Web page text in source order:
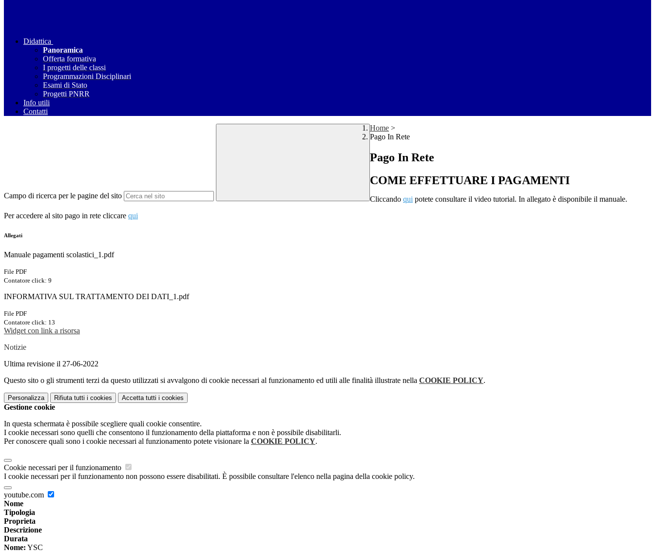
Didattica
Panoramica
Offerta formativa
I progetti delle classi
Programmazioni Disciplinari
Esami di Stato
Progetti PNRR
Info utili
Contatti
Campo di ricerca per le pagine del sito
Home >
Pago In Rete
Pago In Rete
COME EFFETTUARE I PAGAMENTI
Cliccando qui potete consultare il video tutorial. In allegato è disponibile il manuale.
Per accedere al sito pago in rete cliccare qui
Allegati
Manuale pagamenti scolastici_1.pdf
File PDF
Contatore click: 9
INFORMATIVA SUL TRATTAMENTO DEI DATI_1.pdf
File PDF
Contatore click: 13
Widget con link a risorsa
Notizie
Ultima revisione il 27-06-2022
Questo sito o gli strumenti terzi da questo utilizzati si avvalgono di cookie necessari al funzionamento ed utili alle finalità illustrate nella COOKIE POLICY.
Personalizza Rifiuta tutti i cookies Accetta tutti i cookies
Gestione cookie
In questa schermata è possibile scegliere quali cookie consentire.
I cookie necessari sono quelli che consentono il funzionamento della piattaforma e non è possibile disabilitarli.
Per conoscere quali sono i cookie necessari al funzionamento potete visionare la COOKIE POLICY.
Cookie necessari per il funzionamento
I cookie necessari per il funzionamento non possono essere disabilitati. È possibile consultare l'elenco nella pagina della cookie policy.
youtube.com
Nome
Tipologia
Proprieta
Descrizione
Durata
Nome: YSC